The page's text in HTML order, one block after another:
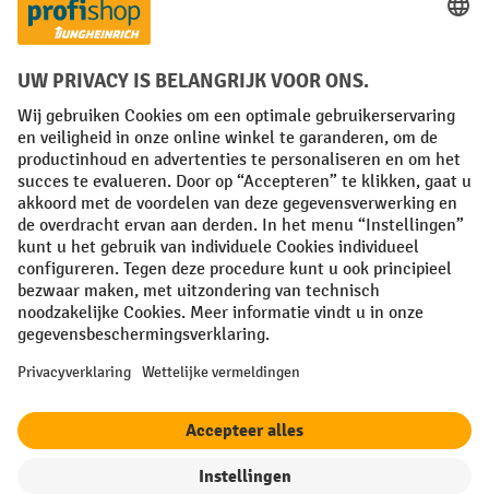
Facebook
YouTube
LinkedInInstagram
Algemene leveringsvoorwaarden Copyright
Privacyverklaring Privacy Instellingen
All prices excl. VAT plusshipping costs and possible delivery charges,
if not stated otherwise.
¹ De korting is geldig zolang de voorraad strekt. De korting is niet van
toepassing op speciale prijzen. Een combinatie met andere
procentuele kortingen of vouchers is niet mogelijk. | ² De korting
nieuwsbrief. De voucher is 10 dagen geldig en kan online worden
korting varieert per productcategorie en is maximaal 10%. Elektrische
pallettrucks, elektrische stapelaars, elektrische heftrucks en
worden gecombineerd met andere kortingspercentages of vouchers.